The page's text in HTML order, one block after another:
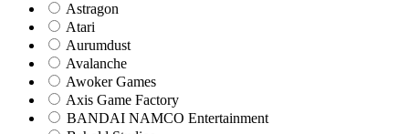
Astragon
Atari
Aurumdust
Avalanche
Awoker Games
Axis Game Factory
BANDAI NAMCO Entertainment